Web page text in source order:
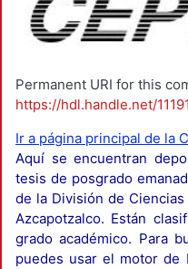
Permanent URI for this
https://hdl.handle.net/
Ir a página principal de la
Aquí se encuentran
tesis de posgrado
de la División de
Azcapotzalco. Están
grado académico. Para
puedes usar el motor de